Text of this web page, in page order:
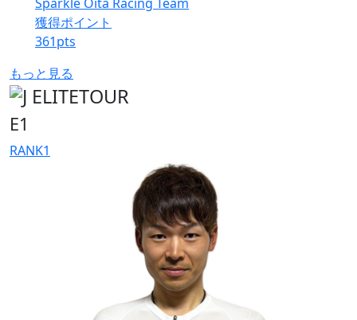
獲得ポイント
361pts
もっと見る
E1
RANK1